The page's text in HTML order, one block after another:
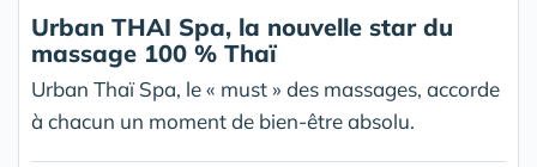
Urban THAI Spa, la nouvelle star du
massage 100 % Thaï
Urban Thaï Spa, le « must » des massages, accorde
à chacun un moment de bien-être absolu.